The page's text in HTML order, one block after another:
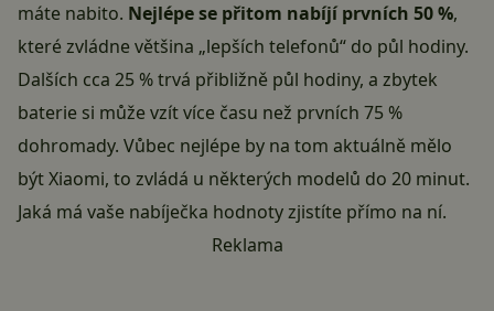
máte nabito. Nejlépe se přitom nabíjí prvních 50 %,
které zvládne většina „lepších telefonů“ do půl hodiny.
Dalších cca 25 % trvá přibližně půl hodiny, a zbytek
baterie si může vzít více času než prvních 75 %
dohromady. Vůbec nejlépe by na tom aktuálně mělo
býtXiaomi, to zvládá u některých modelů do 20 minut.
Jaká má vaše nabíječka hodnoty zjistíte přímo na ní.
Reklama